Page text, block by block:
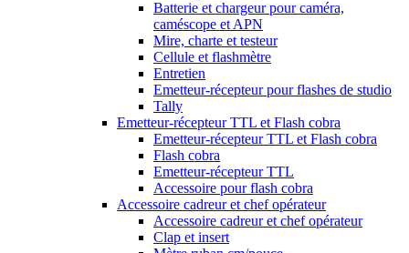
Batterie et chargeur pour caméra,
caméscope et APN
Mire, charte et testeur
Cellule et flashmètre
Entretien
Emetteur-récepteur pour flashes de studio
Tally
Emetteur-récepteur TTL et Flash cobra
Emetteur-récepteur TTL et Flash cobra
Flash cobra
Emetteur-récepteur TTL
Accessoire pour flash cobra
Accessoire cadreur et chef opérateur
Accessoire cadreur et chef opérateur
Clap et insert